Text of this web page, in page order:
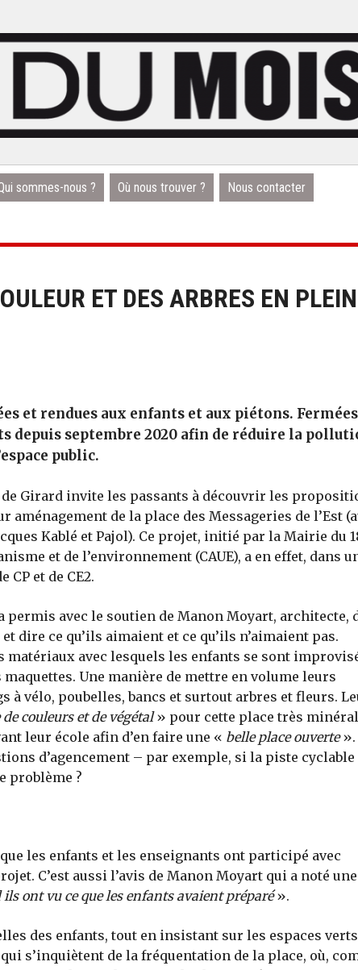
sommes-nous ? Où nous trouver ? Nous contacter
ET DES ARBRES EN
et rendues aux enfants et aux piétons.
depuis septembre 2020 afin de réduire la
public.
Girard invite les passants à découvrir les
de la place des Messageries de l’Est
Kablé et Pajol). Ce projet, initié par la Mairie du
et de l’environnement (CAUE), a en effet, dans
et de CE2.
permis avec le soutien de Manon Moyart, architecte,
dire ce qu’ils aimaient et ce qu’ils n’aimaient pas.
avec lesquels les enfants se sont
Une manière de mettre en volume leurs
vélo, poubelles, bancs et surtout arbres et fleurs.
couleurs et de végétal» pour cette place très
leur école afin d’en faire une « belle place ouverte».
d’agencement – par exemple, si la piste cyclable
problème ?
les enfants et les enseignants ont participé avec
C’est aussi l’avis de Manon Moyart qui a noté une
ont vu ce que les enfants avaient préparé».
des enfants, tout en insistant sur les espaces
s’inquiètent de la fréquentation de la place, où,